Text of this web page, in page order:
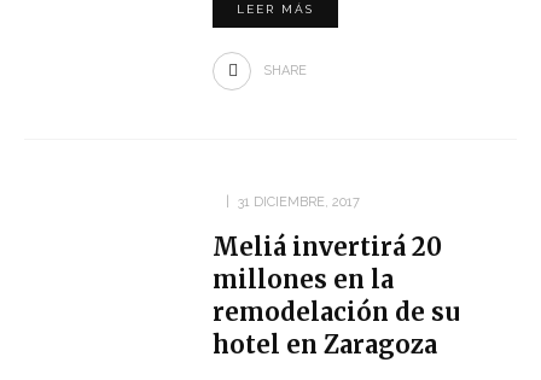
LEER MÁS
SHARE
31 DICIEMBRE, 2017
Meliá invertirá 20
millones en la
remodelación de su
hotel en Zaragoza